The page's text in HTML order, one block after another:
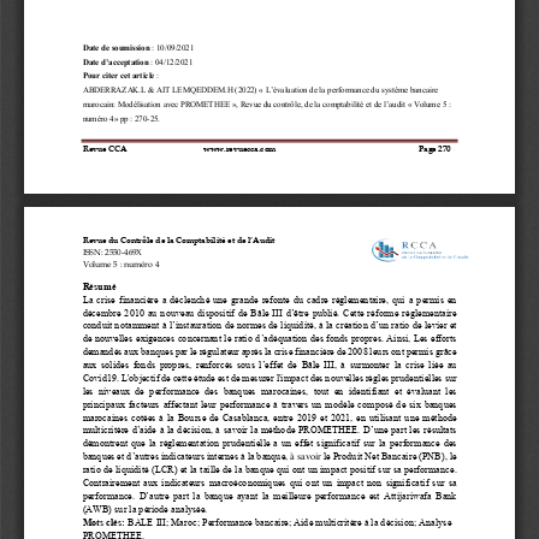
Revue CCA                                     www.revuecca.com Page 270
Date de soumission : 10/09/202 1
Date d’acceptation
04 /12 /202 1
Pour citer cet article :
ABDERRAZAK.L
& AIT LEMQEDDEM.H (2022) « L’évaluation de la performance du système bancaire
marocain: Modélisation avec PROMETHEE » , Revue du contrôle, de la comptabilité et de l’audit « Volume 5 :
numéro 4» pp : 270- 25
Revue du Contrôle de la Comptabilité et de l’Audit
ISSN: 2550- 469X
Volume 5
: numéro 4
Résumé
La crise financière a déclenché une grande refonte du cadre réglementaire, qui a permis en
décembre 2010 au nouveau dispositif de Bâle III d’être publié. Cette réforme réglementaire
conduit notamment à l’instauration de normes de liquidité, à la création d’un ratio de levier et
de nouvelles exigences concernant le ratio d’adéquation des fonds propres. Ainsi, Les efforts
demandés aux banques par le régulateur après la crise financière de 2008 leurs ont permis grâce
aux solides fonds propres, renforcés sous l’effet de Bâle III, à surmonter la crise liée au
Covid19. L'objectif de cette étude est de mesurer l'impact des nouvelles règles prudentielles sur
les  niveaux  de  performance  des  banques  marocaines,  tout  en  identifiant  et  évaluant  les
principaux facteurs affectant leur performance à travers un modèle composé de six banques
marocaines cotées à la Bourse de Casablanca, entre 2019 et 2021, en utilisant une méthode
multicritère d’aide à la décision, à savoir la méthode PROMETHEE. D’une part les résultats
démontrent que la réglementation prudentielle a un effet significatif sur la performance des
banques et d’autres indicateurs internes à la banque, à savoir le Produit Net Bancaire (PNB), le
ratio de liquidité (LCR) et la taille de la banque qui ont un impact positif sur sa performance.
Contrairement aux indicateurs macroéconomiques qui ont un impact non significatif sur sa
performance.
D’autre part la banque ayant la meilleure performance est Attijariwafa Bank
(AWB) sur la période analysée.
Mots clés: BALE III; Maroc; Performance bancaire; Aide multicritère à la décision; Analyse
PROMETHEE.